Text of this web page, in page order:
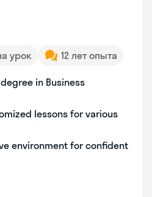
урок 12 лет опыта
in Business
lessons for various
environment for confident